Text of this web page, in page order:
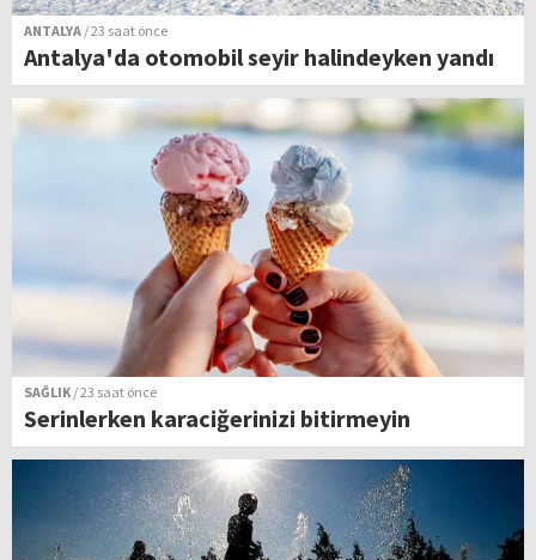
ANTALYA / 23 saat önce
Antalya'da otomobil seyir halindeyken yandı
SAĞLIK/ 23 saat önce
Serinlerken karaciğerinizi bitirmeyin